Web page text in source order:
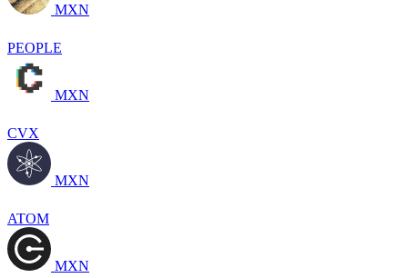
MXN
PEOPLE
MXN
CVX
MXN
ATOM
MXN